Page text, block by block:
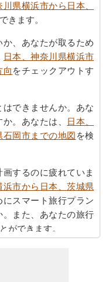
川県横浜市から日本、
きます。
、あなたが取るため
日本、神奈川県横浜市
向 をチェックアウトす
できませんか。あな
。あなたは、
日本、
岡市までの地図 を検
するのに疲れていま
浜市から日本、茨城県
にスマート旅行プラン
また、あなたの旅行
ができます。